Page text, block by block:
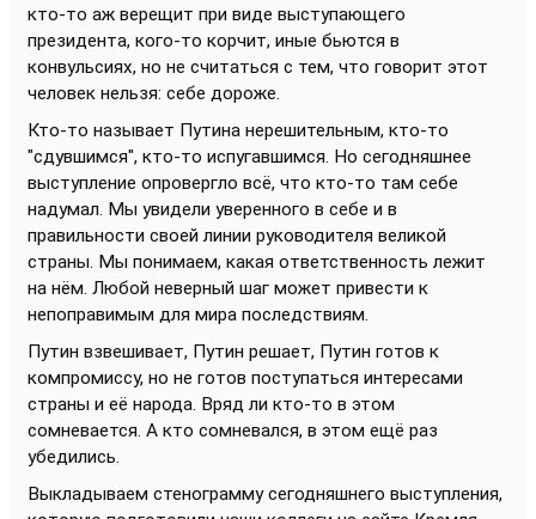
кто-то аж верещит при виде выступающего
президента, кого-то корчит, иные бьются в
конвульсиях, но не считаться с тем, что говорит этот
человек нельзя: себе дороже.
Кто-то называет Путина нерешительным, кто-то
"сдувшимся", кто-то испугавшимся. Но сегодняшнее
выступление опровергло всё, что кто-то там себе
надумал. Мы увидели уверенного в себе и в
правильности своей линии руководителя великой
страны. Мы понимаем, какая ответственность лежит
на нём. Любой неверный шаг может привести к
непоправимым для мира последствиям.
Путин взвешивает, Путин решает, Путин готов к
компромиссу, но не готов поступаться интересами
страны и её народа. Вряд ли кто-то в этом
сомневается. А кто сомневался, в этом ещё раз
убедились.
Выкладываем стенограмму сегодняшнего выступления,